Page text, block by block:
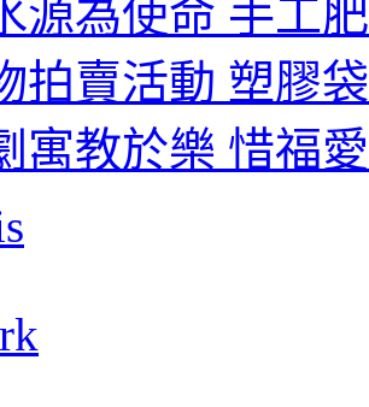
源為使命 手工
拍賣活動 塑膠
寓教於樂 惜福